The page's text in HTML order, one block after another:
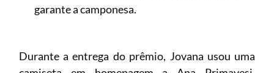
garante a camponesa.
Durante a entrega do prêmio, Jovana usou uma